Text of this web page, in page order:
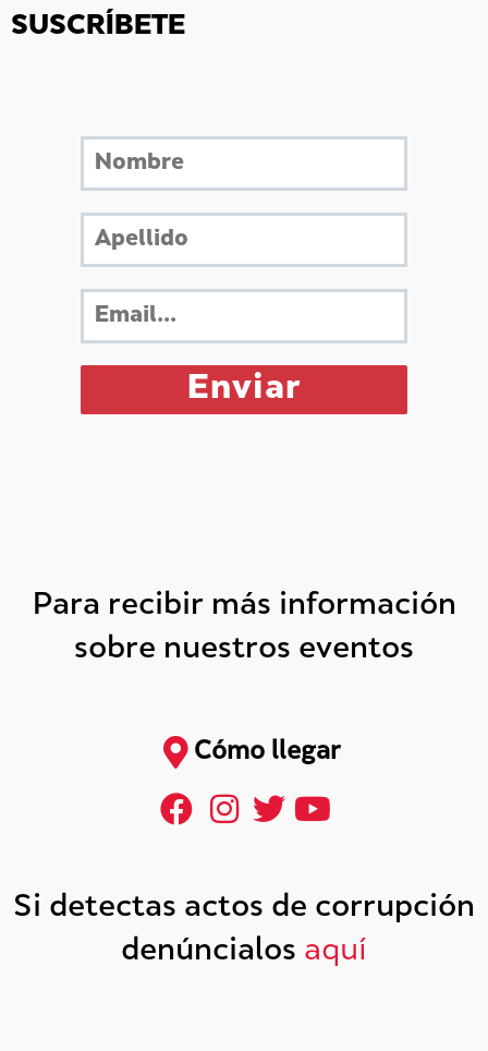
SUSCRÍBETE
Para recibir más información
sobre nuestros eventos
Cómo llegar
Si detectas actos de corrupción
denúncialos aquí